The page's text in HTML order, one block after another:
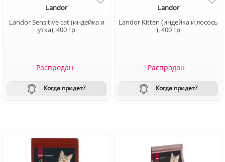
Landor
Landor Sensitive cat (индейка и
утка), 400 гр
Распродан
Когда придет?
Landor
Landor Kitten (индейка и лосось
), 400 гр
Распродан
Когда придет?